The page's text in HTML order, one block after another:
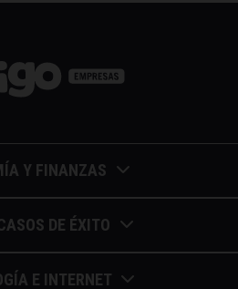
Y FINANZAS
DE ÉXITO
E INTERNET